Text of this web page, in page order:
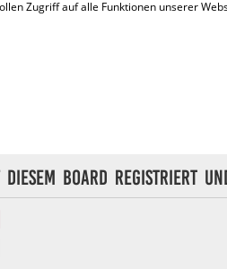
diesem Board registriert